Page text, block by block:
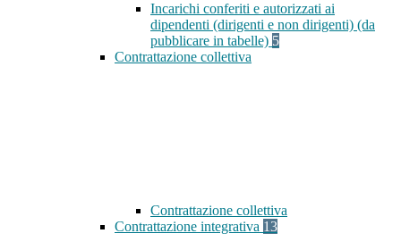
Incarichi conferiti e autorizzati ai
dipendenti (dirigenti e non dirigenti) (da
pubblicare in tabelle) 5
Contrattazione collettiva
Contrattazione collettiva
Contrattazione integrativa 13